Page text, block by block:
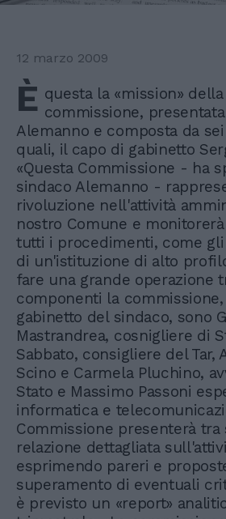
12 marzo 2009
È questa la «mission»
commissione,
Alemanno e composta da
quali, il capo di gabinetto
«Questa Commissione - ha
sindaco Alemanno -
rivoluzione nell'attività
nostro Comune e
tutti i procedimenti, come
di un'istituzione di alto
fare una grande operazione
componenti la
gabinetto del sindaco, sono
Mastrandrea, cosnigliere di
Sabbato, consigliere del Tar,
Scino e Carmela Pluchino,
Stato e Massimo Passoni
informatica e
Commissione presenterà tra
relazione dettagliata
esprimendo pareri e
superamento di eventuali
è previsto un «report»